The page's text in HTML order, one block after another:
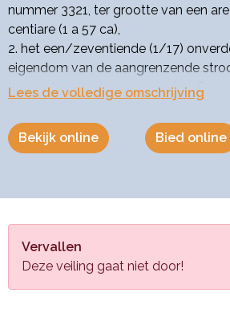
nummer 3321, ter grootte van een
centiare (1 a 57 ca),
2. het een/zeventiende (1/17)
eigendom van de aangrenzende
tot voetpad, gelegen te Veghel,
grootte van een are en eenenvijftig
met bestemming mandeligheid,
"Publiekrechtelijke beperking in de
kenbaarheid publiekrechtelijke
zaken
Er zijn geen beperkingen bekend
Lees de volledige omschrijving
Bekijk online Bied online
Vervallen
Deze veiling gaat niet door!